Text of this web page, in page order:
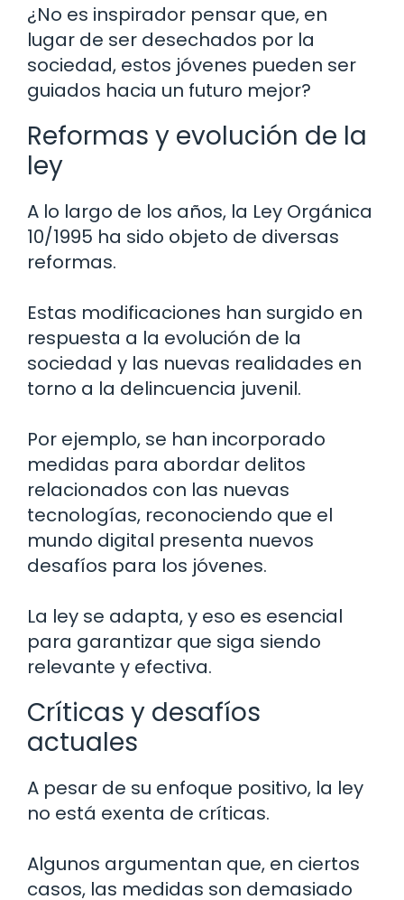
¿No es inspirador pensar que, en
lugar de ser desechados por la
sociedad, estos jóvenes pueden ser
guiados hacia un futuro mejor?
Reformas y evolución de la
ley
A lo largo de los años, la Ley Orgánica
10/1995 ha sido objeto de diversas
reformas.
Estas modificaciones han surgido en
respuesta a la evolución de la
sociedad y las nuevas realidades en
torno a la delincuencia juvenil.
Por ejemplo, se han incorporado
medidas para abordar delitos
relacionados con las nuevas
tecnologías, reconociendo que el
mundo digital presenta nuevos
desafíos para los jóvenes.
La ley se adapta, y eso es esencial
para garantizar que siga siendo
relevante y efectiva.
Críticas y desafíos
actuales
A pesar de su enfoque positivo, la ley
no está exenta de críticas.
Algunos argumentan que, en ciertos
casos, las medidas son demasiado